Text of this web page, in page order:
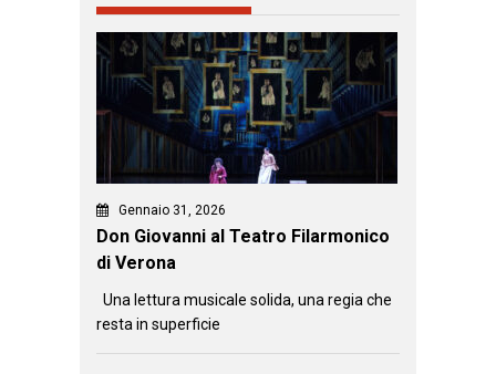
Gennaio 31, 2026
Don Giovanni al Teatro Filarmonico
di Verona
Una lettura musicale solida, una regia che
resta in superficie